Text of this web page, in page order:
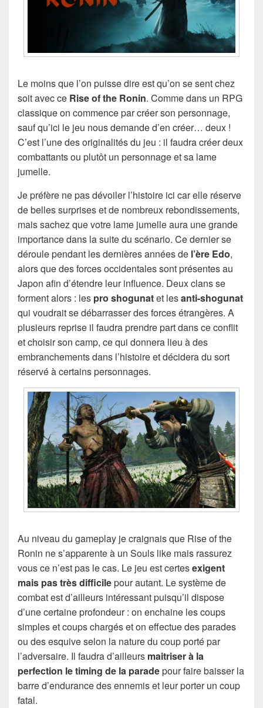
Le moins que l’on puisse dire est qu’on se sent chez
soit avec ce Rise of the Ronin. Comme dans un RPG
classique on commence par créer son personnage,
sauf qu’ici le jeu nous demande d’en créer… deux !
C’est l’une des originalités du jeu : il faudra créer deux
combattants ou plutôt un personnage et sa lame
jumelle.
Je préfère ne pas dévoiler l’histoire ici car elle réserve
de belles surprises et de nombreux rebondissements,
mais sachez que votre lame jumelle aura une grande
importance dans la suite du scénario. Ce dernier se
déroule pendant les dernières années de l’ère Edo,
alors que des forces occidentales sont présentes au
Japon afin d’étendre leur influence. Deux clans se
forment alors : les pro shogunatet lesanti-shogunat
qui voudrait se débarrasser des forces étrangères. A
plusieurs reprise il faudra prendre part dans ce conflit
et choisir son camp, ce qui donnera lieu à des
embranchements dans l’histoire et décidera du sort
réservé à certains personnages.
Au niveau du gameplay je craignais que Rise of the
Ronin ne s’apparente à un Souls like mais rassurez
vous ce n’est pas le cas. Le jeu est certesexigent
mais pas très difficilepour autant. Le système de
combat est d’ailleurs intéressant puisqu’il dispose
d’une certaine profondeur : on enchaine les coups
simples et coups chargés et on effectue des parades
ou des esquive selon la nature du coup porté par
l’adversaire. Il faudra d’ailleurs maitriser à la
perfection le timing de la paradepour faire baisser la
barre d’endurance des ennemis et leur porter un coup
fatal.